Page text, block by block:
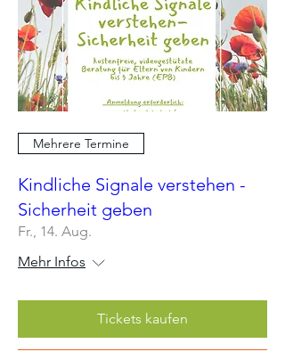
Mehrere Termine
Kindliche Signale verstehen -
Sicherheit geben
Fr., 14. Aug.
Mehr Infos
Tickets kaufen